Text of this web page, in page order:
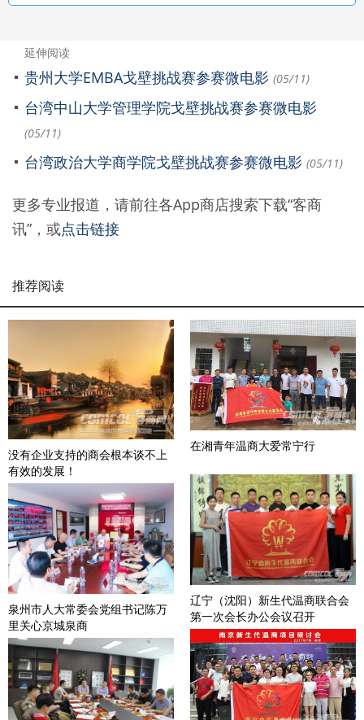
延伸阅读
贵州大学EMBA戈壁挑战赛参赛微电影 (05/11)
台湾中山大学管理学院戈壁挑战赛参赛微电影
(05/11)
台湾政治大学商学院戈壁挑战赛参赛微电影 (05/11)
更多专业报道，请前往各App商店搜索下载“客商
讯”，或点击链接
推荐阅读
没有企业支持的商会根本谈不上
有效的发展！
泉州市人大常委会党组书记陈万
里关心京城泉商
在湘青年温商大爱常宁行
辽宁（沈阳）新生代温商联合会
第一次会长办公会议召开